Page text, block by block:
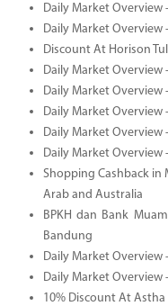
Daily Market Overview
Daily Market Overview
Discount At Horison
Daily Market Overview
Daily Market Overview
Daily Market Overview
Daily Market Overview
Daily Market Overview
Shopping Cashback in
Arab and Australia
BPKH dan Bank
Bandung
Daily Market Overview
Daily Market Overview
10% Discount At